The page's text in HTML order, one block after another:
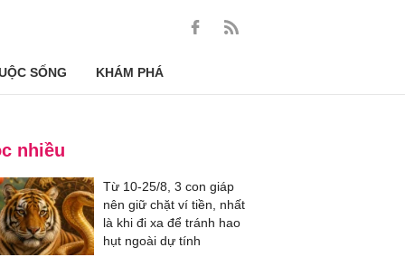
SỐNG KHÁM PHÁ
nhiều
Từ 10-25/8, 3 con giáp
nên giữ chặt ví tiền, nhất
là khi đi xa để tránh hao
hụt ngoài dự tính